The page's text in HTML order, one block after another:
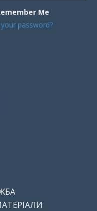
Me
password?